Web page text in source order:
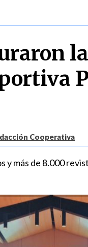
la
Cooperativa
y más de 8.000